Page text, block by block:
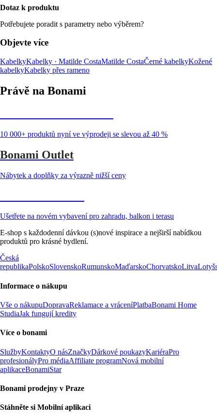
Dotaz k produktu
Potřebujete poradit s parametry nebo výběrem?
Objevte více
KabelkyKabelky · Matilde CostaMatilde CostaČerné kabelkyKožené
kabelkyKabelky přes rameno
Právě na Bonami
10 000+ produktů nyní ve výprodeji se slevou až 40 %
Bonami Outlet
Nábytek a doplňky za výrazně nižší ceny
Ušetřete na novém vybavení pro zahradu, balkon i terasu
E-shop s každodenní dávkou (s)nové inspirace a nejširší nabídkou
produktů pro krásné bydlení.
Česká
republikaPolskoSlovenskoRumunskoMaďarskoChorvatskoLitva
Informace o nákupu
Vše o nákupuDopravaReklamace a vráceníPlatbaBonami Home
StudiaJak fungují kredity
Více o bonami
SlužbyKontaktyO násZnačkyDárkové poukazyKariéraPro
profesionályPro médiaAffiliate programNová mobilní
aplikaceBonamiStar
Bonami prodejny v Praze
Stáhněte si Mobilní aplikaci